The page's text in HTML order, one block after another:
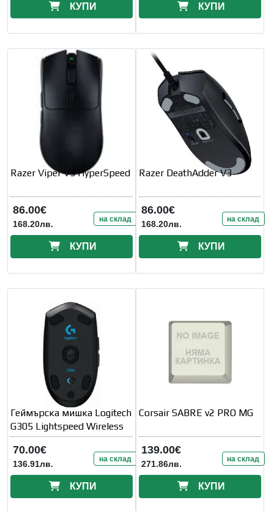
КУПИ КУПИ
Razer Viper V3 HyperSpeed
86.00€
168.20лв. на склад
КУПИ
Razer DeathAdder V3
86.00€
168.20лв. на склад
КУПИ
Геймърска мишка Logitech
G305 Lightspeed Wireless
70.00€
136.91лв. на склад
КУПИ
Corsair SABRE v2 PRO MG
139.00€
271.86лв. на склад
КУПИ